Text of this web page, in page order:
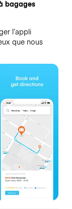
bagages
l’appli
que nous